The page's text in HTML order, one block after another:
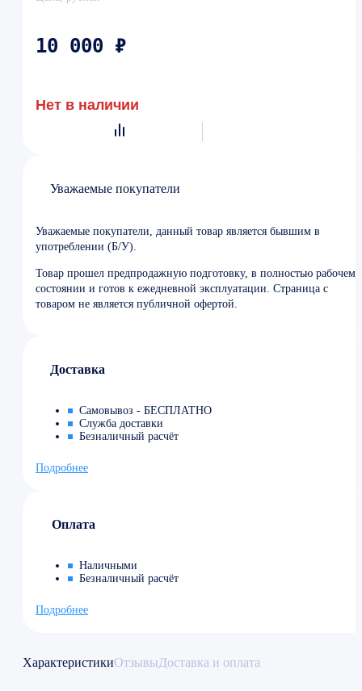
10 000 ₽
Нет в наличии
Уважаемые покупатели
Уважаемые покупатели, данный товар является бывшим в
употреблении (Б/У).
Товар прошел предпродажную подготовку, в полностью рабочем
состоянии и готов к ежедневной эксплуатации. Страница с
товаром не является публичной офертой.
Доставка
Самовывоз - БЕСПЛАТНО
Служба доставки
Безналичный расчёт
Подробнее
Оплата
Наличными
Безналичный расчёт
Подробнее
ХарактеристикиОтзывыДоставка и оплата